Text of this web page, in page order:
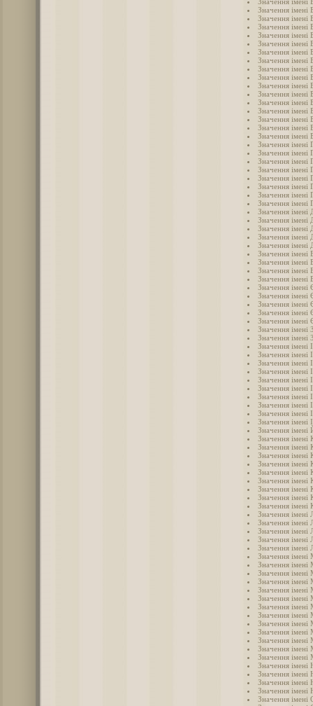
Значення імені
Значення імені
Значення імені
Значення імені
Значення імені
Значення імені
Значення імені
Значення імені
Значення імені
Значення імені
Значення імені
Значення імені
Значення імені
Значення імені
Значення
Значення імені
Значення імені
Значення імені
Значення імені
Значення імені
Значення імені
Значення імені
Значення імені
Значення імені
Значення імені
Значення імені
Значення імені
Значення імені
Значення імені
Значення імені
Значення імені
Значення імені
Значення імені
Значення імені
Значення імені
Значення імені
Значення імені
Значення імені
Значення імені
Значення імені
Значення імені
Значення імені
Значення імені
Значення імені
Значення імені
Значення імені
Значення імені
Значення імені
Значення імені
Значення імені
Значення імені
Значення імені
Значення імені
Значення імені
Значення імені
Значення імені
Значення імені
Значення імені
Значення імені
Значення імені
Значення імені
Значення імені
Значення імені
Значення імені
Значення імені
Значення імені
Значення імені
Значення імені
Значення імені
Значення імені
Значення імені
Значення імені
Значення імені
Значення
Значення
Значення імені
Значення імені
Значення імені
Значення імені
Значення імені
Значення імені
Значення імені
Значення імені
Значення імені